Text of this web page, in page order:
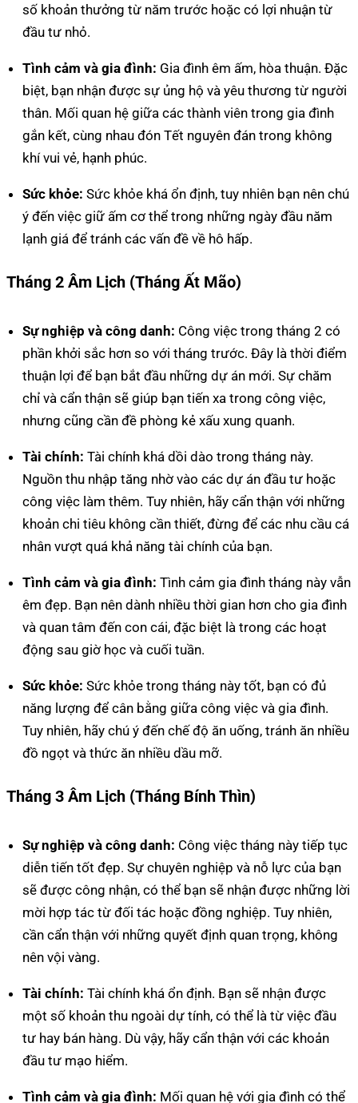
số khoản thưởng từ năm trước hoặc có lợi nhuận từ
đầu tư nhỏ.
Tình cảm và gia đình: Gia đình êm ấm, hòa thuận. Đặc
biệt, bạn nhận được sự ủng hộ và yêu thương từ người
thân. Mối quan hệ giữa các thành viên trong gia đình
gắn kết, cùng nhau đón Tết nguyên đán trong không
khí vui vẻ, hạnh phúc.
Sức khỏe: Sức khỏe khá ổn định, tuy nhiên bạn nên chú
ý đến việc giữ ấm cơ thể trong những ngày đầu năm
lạnh giá để tránh các vấn đề về hô hấp.
Tháng 2 Âm Lịch (Tháng Ất Mão)
Sự nghiệp và công danh: Công việc trong tháng 2 có
phần khởi sắc hơn so với tháng trước. Đây là thời điểm
thuận lợi để bạn bắt đầu những dự án mới. Sự chăm
chỉ và cẩn thận sẽ giúp bạn tiến xa trong công việc,
nhưng cũng cần đề phòng kẻ xấu xung quanh.
Tài chính: Tài chính khá dồi dào trong tháng này.
Nguồn thu nhập tăng nhờ vào các dự án đầu tư hoặc
công việc làm thêm. Tuy nhiên, hãy cẩn thận với những
khoản chi tiêu không cần thiết, đừng để các nhu cầu cá
nhân vượt quá khả năng tài chính của bạn.
Tình cảm và gia đình: Tình cảm gia đình tháng này vẫn
êm đẹp. Bạn nên dành nhiều thời gian hơn cho gia đình
và quan tâm đến con cái, đặc biệt là trong các hoạt
động sau giờ học và cuối tuần.
Sức khỏe: Sức khỏe trong tháng này tốt, bạn có đủ
năng lượng để cân bằng giữa công việc và gia đình.
Tuy nhiên, hãy chú ý đến chế độ ăn uống, tránh ăn nhiều
đồ ngọt và thức ăn nhiều dầu mỡ.
Tháng 3 Âm Lịch (Tháng Bính Thìn)
Sự nghiệp và công danh: Công việc tháng này tiếp tục
diễn tiến tốt đẹp. Sự chuyên nghiệp và nỗ lực của bạn
sẽ được công nhận, có thể bạn sẽ nhận được những lời
mời hợp tác từ đối tác hoặc đồng nghiệp. Tuy nhiên,
cần cẩn thận với những quyết định quan trọng, không
nên vội vàng.
Tài chính: Tài chính khá ổn định. Bạn sẽ nhận được
một số khoản thu ngoài dự tính, có thể là từ việc đầu
tư hay bán hàng. Dù vậy, hãy cẩn thận với các khoản
đầu tư mạo hiểm.
Tình cảm và gia đình: Mối quan hệ với gia đình có thể